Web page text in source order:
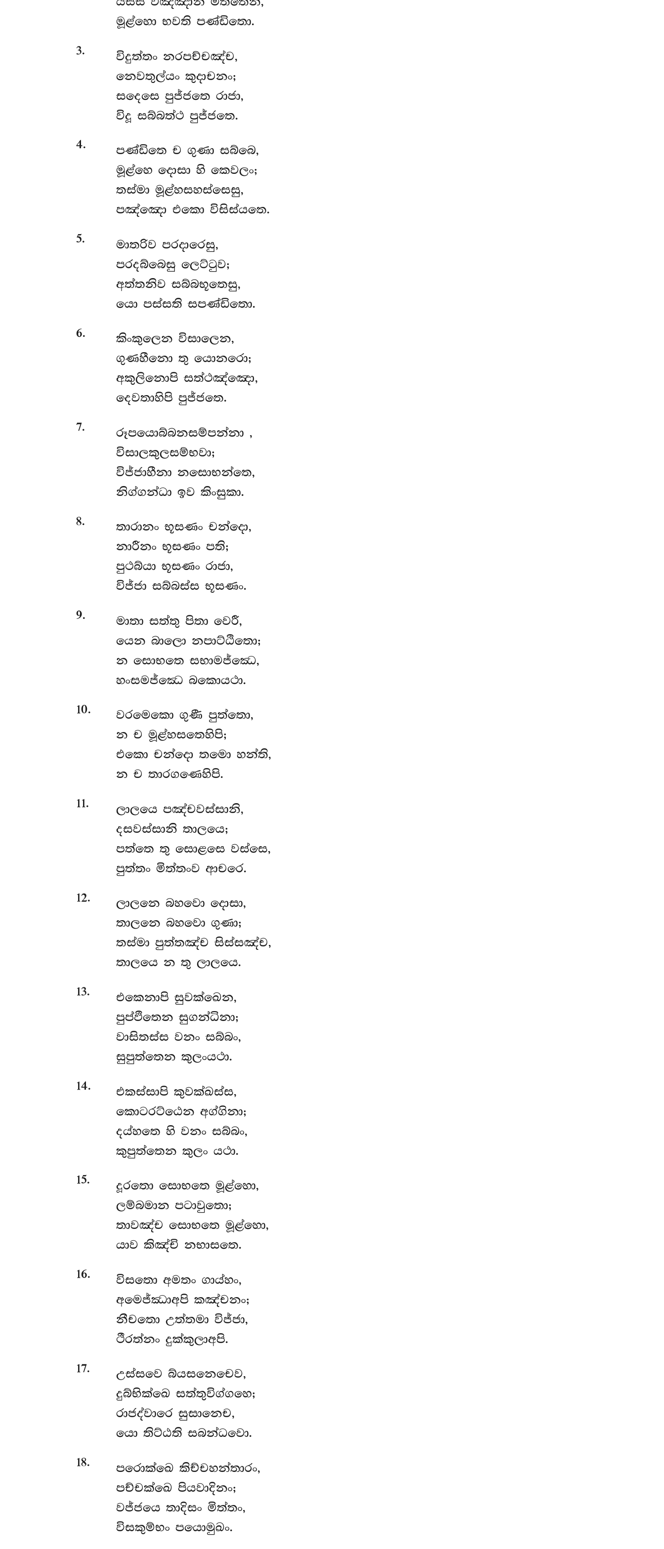
මූළ්හො භවති පණ්ඩිතො.
3. විදුත්තං නරපච්චඤ්ච,
නෙවතුල්යං කුදාචනං;
සදෙසෙ පුජ්ජතෙ රාජා,
විදූ සබ්බත්ථ පුජ්ජතෙ.
4. පණ්ඩිතෙ ච ගුණා සබ්බෙ,
මූළ්හෙ දොසා හි කෙවලං;
තස්මා මූළ්හසහස්සෙසු,
පඤ්ඤො එකො විසිස්යතෙ.
5. මාතරිව පරදාරෙසු,
පරදබ්බෙසු ලෙට්ටුව;
අත්තනිව සබ්බභූතෙසු,
යො පස්සති සපණ්ඩිතො.
6.
කිංකුලෙන විසාලෙන,
ගුණහීනො තු යොනරො;
අකුලිනොපි සත්ථඤ්ඤො,
දෙවතාහිපි පුජ්ජතෙ.
7. රූපයොබ්බනසම්පන්නා ,
විසාලකුලසම්භවා;
විජ්ජාහීනා නසොභන්තෙ,
නිග්ගන්ධා ඉව කිංසුකා.
8. තාරානං භූසණං චන්දො,
නාරීනං භූසණං පති;
පුථබ්යා භූසණං රාජා,
විජ්ජා සබ්බස්ස භූසණං.
9.
මාතා සත්තු පිතා වෙරී,
යෙන බාලො නපාට්ඨිතො;
න සොභතෙ සභාමජ්ඣෙ,
හංසමජ්ඣෙ බකොයථා.
10. වරමෙකො ගුණී පුත්තො,
න ච මූළ්හසතෙහිපි;
එකො චන්දො තමො හන්ති,
න ච තාරගණෙහිපි.
11. ලාලයෙ පඤ්චවස්සානි,
දසවස්සානි තාලයෙ;
පත්තෙ තු සොළසෙ වස්සෙ,
පුත්තං මිත්තංව ආචරෙ.
12. ලාලනෙ බහවො දොසා,
තාලනෙ බහවො ගුණා;
තස්මා පුත්තඤ්ච සිස්සඤ්ච,
තාලයෙ න තු ලාලයෙ.
13. එකෙනාපි සුවක්ඛෙන,
පුප්ඵිතෙන සුගන්ධිනා;
වාසිතස්ස වනං සබ්බං,
සුපුත්තෙන කුලංයථා.
14. එකස්සාපි කුවක්ඛස්ස,
කොටරට්ඨෙන අග්ගිනා;
දය්හතෙ හි වනං සබ්බං,
කුපුත්තෙන කුලං යථා.
15.
දූරතො සොභතෙ මූළ්හො,
ලම්බමාන පටාවුතො;
තාවඤ්ච සොභතෙ මූළ්හො,
යාව කිඤ්චි නභාසතෙ.
16. විසතො අමතං ගාය්හං,
අමෙජ්ඣාඅපි කඤ්චනං;
නීචතො උත්තමා විජ්ජා,
ථීරත්නං දුක්කුලාඅපි.
17. උස්සවෙ බ්යසනෙචෙව,
දුබ්භික්ඛෙ සත්තුවිග්ගහෙ;
රාජද්වාරෙ සුසානෙච,
යො තිට්ඨති සබන්ධවො.
18.
පරොක්ඛෙ කිච්චහන්තාරං,
පච්චක්ඛෙ පියවාදිනං;
වජ්ජයෙ තාදිසං මිත්තං,
විසකුම්භං පයොමුඛං.